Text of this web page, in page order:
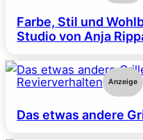
Farbe, Stil und
Studio von Anja
Revierverhalten Anzeige
Das etwas andere